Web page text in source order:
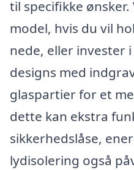
til specifikke
model, hvis du vil
nede, eller invester
designs med
glaspartier for et
dette kan ekstra
sikkerhedslåse,
lydisolering også